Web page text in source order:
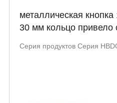
металлическая
30 мм кольцо привело
открытый ss
Серия продуктов Серия